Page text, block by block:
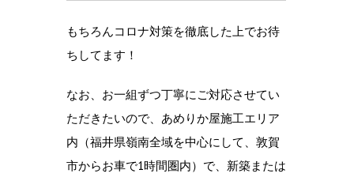
もちろんコロナ対策を徹底した上でお待
ちしてます！
なお、お一組ずつ丁寧にご対応させてい
ただきたいので、あめりか屋施工エリア
内（福井県嶺南全域を中心にして、敦賀
市からお車で1時間圏内）で、新築または